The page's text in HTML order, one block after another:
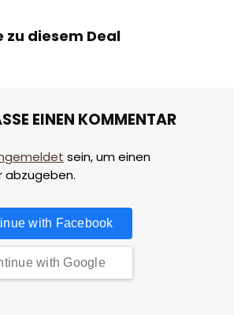
diesem Deal
EINEN KOMMENTAR
sein, um einen
abzugeben.
with Facebook
with Google